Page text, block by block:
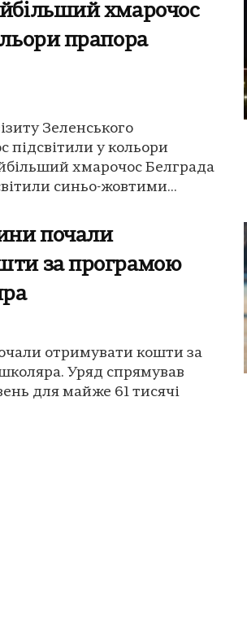
хмарочос
прапора
Зеленського
підсвітили у кольори
хмарочос Белграда
синьо-жовтими...
почали
за програмою
отримувати кошти за
Уряд спрямував
для майже 61 тисячі